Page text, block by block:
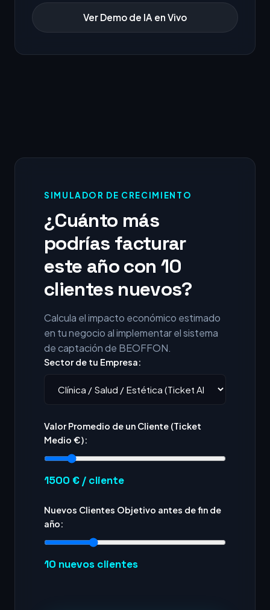
Ver Demo de IA en Vivo
SIMULADOR DE CRECIMIENTO
¿Cuánto más
podrías facturar
este año con 10
clientes nuevos?
Calcula el impacto económico estimado
en tu negocio al implementar el sistema
de captación de BEOFFON.
Sector de tu Empresa:
Valor Promedio de un Cliente (Ticket
Medio €):
1500 € / cliente
Nuevos Clientes Objetivo antes de fin de
año:
10 nuevos clientes